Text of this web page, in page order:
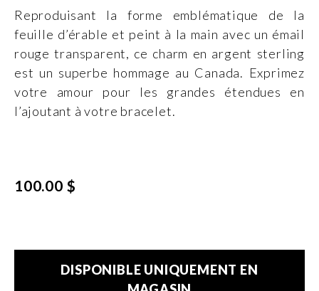
Reproduisant la forme emblématique de la
feuille d’érable et peint à la main avec un émail
rouge transparent, ce charm en argent sterling
est un superbe hommage au Canada. Exprimez
votre amour pour les grandes étendues en
l’ajoutant à votre bracelet.
100.00 $
DISPONIBLE UNIQUEMENT EN